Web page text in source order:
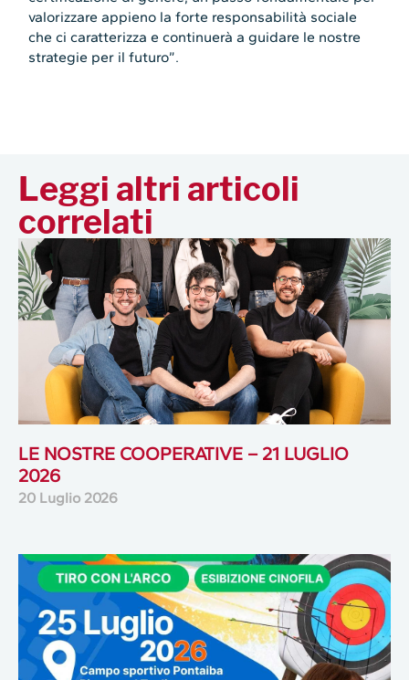
valorizzare appieno la forte responsabilità sociale
che ci caratterizza e continuerà a guidare le nostre
strategie per il futuro”.
Leggi altri articoli
correlati
LE NOSTRE COOPERATIVE – 21 LUGLIO
2026
20 Luglio 2026